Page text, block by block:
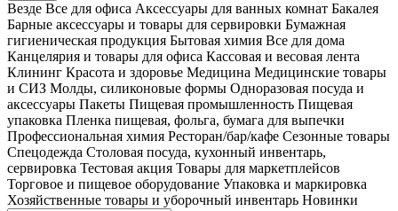
Везде Все для офиса Аксессуары для ванных комнат Бакалея
Барные аксессуары и товары для сервировки Бумажная
гигиеническая продукция Бытовая химия Все для дома
Канцелярия и товары для офиса Кассовая и весовая лента
Клининг Красота и здоровье Медицина Медицинские товары
и СИЗ Молды, силиконовые формы Одноразовая посуда и
аксессуары Пакеты Пищевая промышленность Пищевая
упаковка Пленка пищевая, фольга, бумага для выпечки
Профессиональная химия Ресторан/бар/кафе Сезонные товары
Спецодежда Столовая посуда, кухонный инвентарь,
сервировка Тестовая акция Товары для маркетплейсов
Торговое и пищевое оборудование Упаковка и маркировка
Хозяйственные товары и уборочный инвентарь Новинки